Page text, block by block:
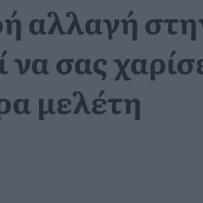
αλλαγή
σας
μελέτη